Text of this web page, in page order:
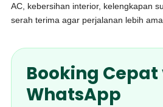
AC, kebersihan interior, kelengkapan
serah terima agar perjalanan lebih
Booking Cepat
WhatsApp